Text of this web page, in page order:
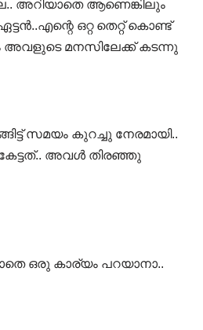
അറിയാതെ ആണെങ്കിലും
ഒറ്റ തെറ്റ് കൊണ്ട്
അവളുടെ മനസിലേക്ക് കടന്നു
സമയം കുറച്ചു നേരമായി..
അവൾ തിരഞ്ഞു
ഒരു കാര്യം പറയാനാ..